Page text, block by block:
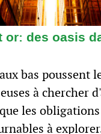
or: des oasis
bas poussent
à chercher
les
à